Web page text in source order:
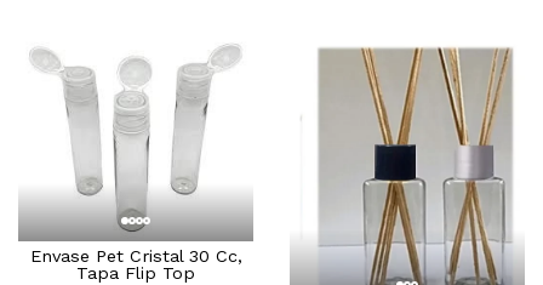
Envase Pet Cristal 30 Cc,
Tapa Flip Top